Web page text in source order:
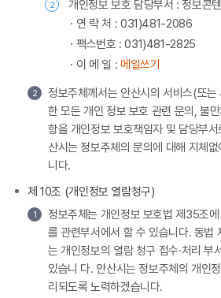
2
개인정보 보호 담당부서 : 정보콘
연 락 처 : 031)481-2086
팩스번호 : 031)481-2825
이 메 일 : 메일쓰기
2
정보주체께서는 안산시의 서비스(또
한 모든 개인 정보 보호 관련 문의, 불
항을 개인정보 보호책임자 및 담당부
산시는 정보주체의 문의에 대해 지체
니다.
제 10조 (개인정보 열람청구)
1
정보주체는 개인정보 보호법 제35조
를 관련부서에서 할 수 있습니다. 동법
는 개인정보의 열람 청구 접수·처리 부
있습니 다. 안산시는 정보주체의 개인
리되도록 노력하겠습니다.